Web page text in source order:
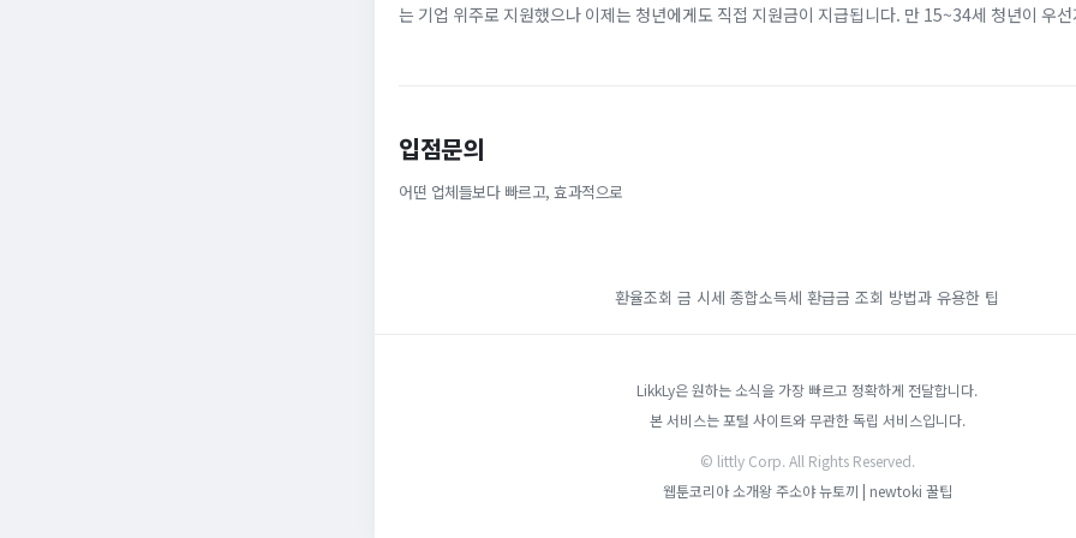
는 기업 위주로 지원했으나 이제는 청년에게도 직접 지원금이 지급됩니다. 만 15~34세 청년이 우
입점문의
어떤 업체들보다 빠르고, 효과적으로
환율조회 금 시세 종합소득세 환급금 조회 방법과 유용한 팁
LikkLy은 원하는 소식을 가장 빠르고 정확하게 전달합니다.
본 서비스는 포털 사이트와 무관한 독립 서비스입니다.
© littly Corp. All Rights Reserved.
웹툰코리아 소개왕 주소야 뉴토끼 | newtoki 꿀팁